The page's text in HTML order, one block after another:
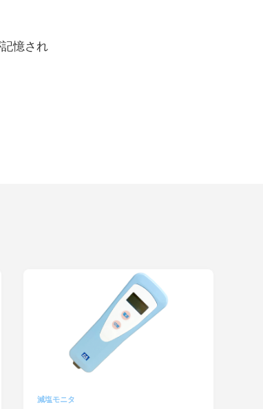
憶され
減塩モニタ